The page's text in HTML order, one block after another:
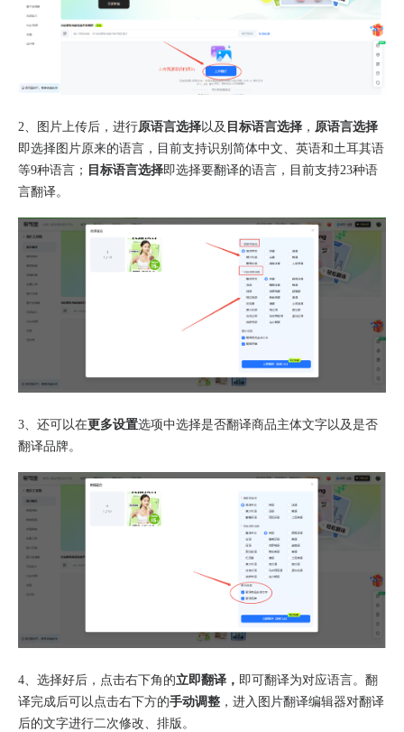
2、图片上传后，进行原语言选择以及 目标语言选择 ， 原语言选择
即选择图片原来的语言， 目前支持识别简体中文、英语和土耳其语
等9种语言； 目标语言选择即选择要翻译的语言， 目前支持23种语
言翻译。
3、还可以在更多设置选项中选择是否翻译商品主体文字以及是否
翻译品牌。
4、选择好后，点击右下角的立即翻译， 即可翻译为对应语言。 翻
译完成后可以点击右下方的手动调整 ，进入图片翻译编辑器对翻译
后的文字进行二次修改、排版。